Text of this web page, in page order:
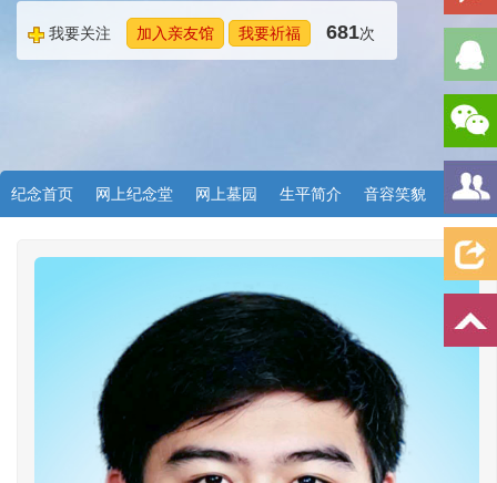
我要关注 加入亲友馆 我要祈福 681次
纪念首页 网上纪念堂 网上墓园 生平简介 音容笑貌